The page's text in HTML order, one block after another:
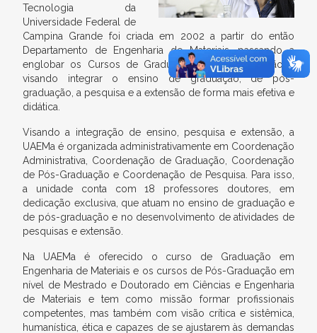
Tecnologia da
Universidade Federal de
Campina Grande foi criada em 2002 a partir do então
Departamento de Engenharia de Materiais, passando a
englobar os Cursos de Graduação e Pós-Graduação e
visando integrar o ensino de graduação, de pós-
graduação, a pesquisa e a extensão de forma mais efetiva e
didática.
Visando a integração de ensino, pesquisa e extensão, a
UAEMa é organizada administrativamente em Coordenação
Administrativa, Coordenação de Graduação, Coordenação
de Pós-Graduação e Coordenação de Pesquisa. Para isso,
a unidade conta com 18 professores doutores, em
dedicação exclusiva, que atuam no ensino de graduação e
de pós-graduação e no desenvolvimento de atividades de
pesquisas e extensão.
Na UAEMa é oferecido o curso de Graduação em
Engenharia de Materiais e os cursos de Pós-Graduação em
nível de Mestrado e Doutorado em Ciências e Engenharia
de Materiais e tem como missão formar profissionais
competentes, mas também com visão crítica e sistêmica,
humanística, ética e capazes de se ajustarem às demandas